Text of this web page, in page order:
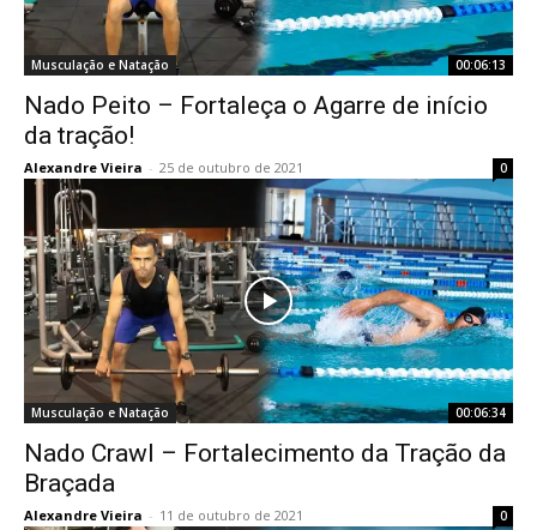
Musculação e Natação 00:06:13
Nado Peito – Fortaleça o Agarre de início
da tração!
Alexandre Vieira - 25 de outubro de 2021 0
Musculação e Natação 00:06:34
Nado Crawl – Fortalecimento da Tração da
Braçada
Alexandre Vieira - 11 de outubro de 2021 0